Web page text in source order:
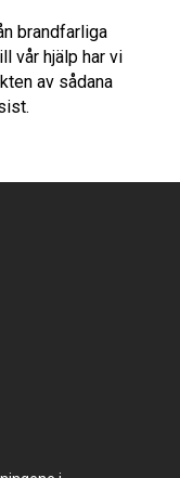
brandfarliga
vår hjälp har vi
av sådana